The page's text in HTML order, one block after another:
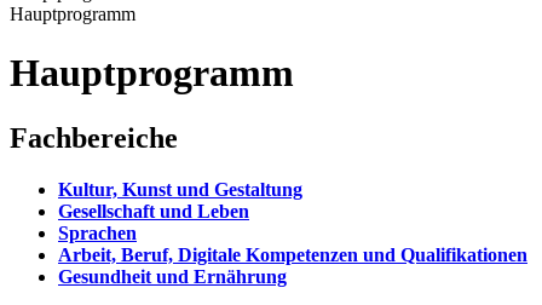
Hauptprogramm
Hauptprogramm
Fachbereiche
Kultur, Kunst und Gestaltung
Gesellschaft und Leben
Sprachen
Arbeit, Beruf, Digitale Kompetenzen und Qualifikationen
Gesundheit und Ernährung